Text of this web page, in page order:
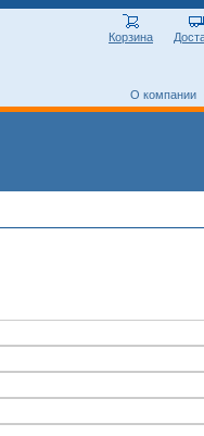
Корзина
О компании